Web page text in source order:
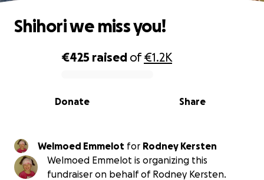
0% complete
€425 raised of€1.2K
Share
Donate
Shihori we miss you!
Welmoed Emmelot for Rodney Kersten
Welmoed Emmelot is organizing this
fundraiser on behalf of Rodney Kersten.